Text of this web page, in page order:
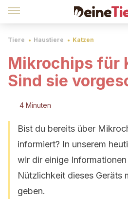
Tiere Haustiere Katzen
Mikrochips für
Sind sie
4 Minuten
Bist du bereits über
informiert? In unserem
wir dir einige
Nützlichkeit dieses Geräts
geben.